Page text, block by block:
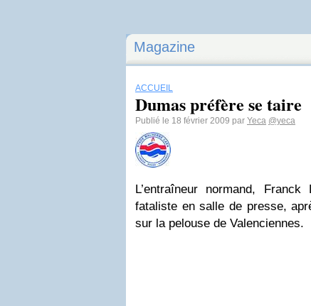
Magazine
ACCUEIL
Dumas préfère se taire
Publié le 18 février 2009 par Yeca @yeca
L’entraîneur normand,
fataliste en salle de presse,
sur la pelouse de Valenciennes.